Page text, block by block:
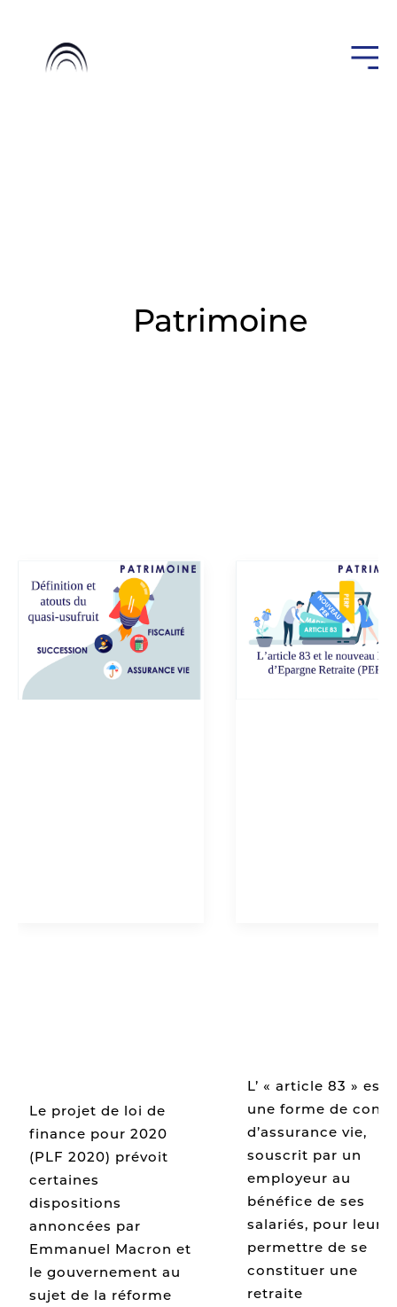
Patrimoine
Le projet de loi de
finance pour 2020
(PLF 2020) prévoit
certaines
dispositions
annoncées par
Emmanuel Macron et
le gouvernement au
sujet de la réforme
L’ « article 83 » est
une forme de
d’assurance vie,
souscrit par un
employeur au
bénéfice de ses
salariés, pour leur
permettre de se
constituer une
retraite